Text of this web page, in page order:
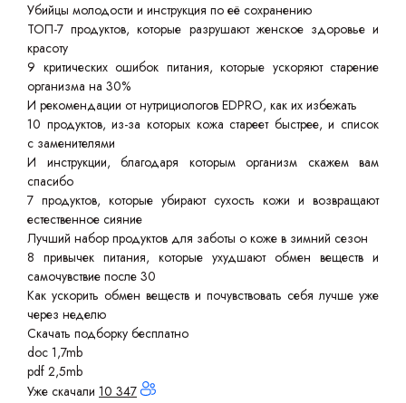
Убийцы молодости и инструкция по её сохранению
ТОП-7 продуктов, которые разрушают женское здоровье и
красоту
9 критических ошибок питания, которые ускоряют старение
организма на 30%
И рекомендации от нутрициологов EDPRO, как их избежать
10 продуктов, из-за которых кожа стареет быстрее, и список
с заменителями
И инструкции, благодаря которым организм скажем вам
спасибо
7 продуктов, которые убирают сухость кожи и возвращают
естественное сияние
Лучший набор продуктов для заботы о коже в зимний сезон
8 привычек питания, которые ухудшают обмен веществ и
самочувствие после 30
Как ускорить обмен веществ и почувствовать себя лучше уже
через неделю
Скачать подборку бесплатно
doc 1,7mb
pdf 2,5mb
Уже скачали 10 347